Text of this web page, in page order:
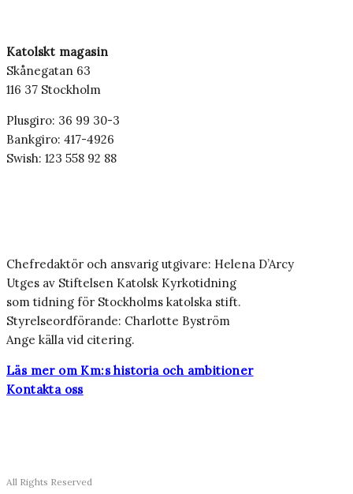
Katolskt magasin
Skånegatan 63
116 37 Stockholm
Plusgiro: 36 99 30-3
Bankgiro: 417-4926
Swish: 123 558 92 88
Chefredaktör och ansvarig utgivare: Helena D’Arcy
Utges av Stiftelsen Katolsk Kyrkotidning
som tidning för Stockholms katolska stift.
Styrelseordförande: Charlotte Byström
Ange källa vid citering.
Läs mer om Km:s historia och ambitioner
Kontakta oss
All Rights Reserved